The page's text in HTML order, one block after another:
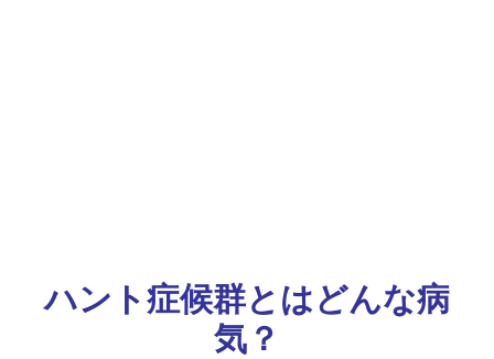
ハント症候群とはどんな病
気？